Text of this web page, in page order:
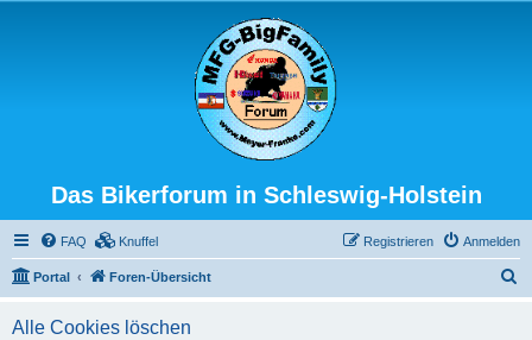
Das Bikerforum in Schleswig-Holstein
FAQ Knuffel Anmelden
Registrieren
Portal Foren-Übersicht
Alle Cookies löschen